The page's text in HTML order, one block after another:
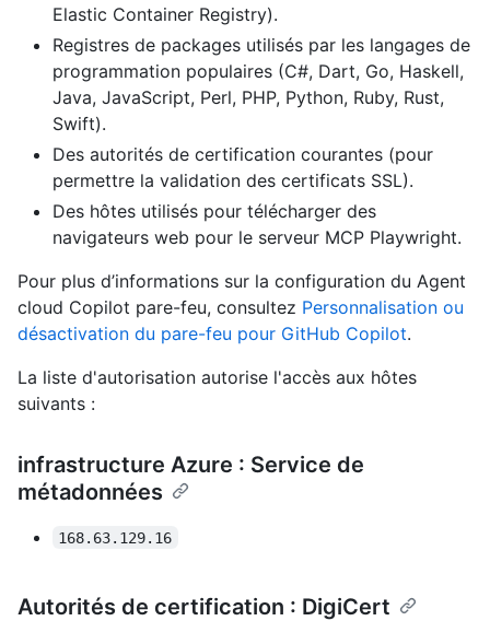
Elastic Container Registry).
Registres de packages utilisés par les langages de
programmation populaires (C#, Dart, Go, Haskell,
Java, JavaScript, Perl, PHP, Python, Ruby, Rust,
Swift).
Des autorités de certification courantes (pour
permettre la validation des certificats SSL).
Des hôtes utilisés pour télécharger des
navigateurs web pour le serveur MCP Playwright.
Pour plus d’informations sur la configuration du Agent
cloud Copilot pare-feu, consultez Personnalisation ou
désactivation du pare-feu pour GitHub Copilot.
La liste d'autorisation autorise l'accès aux hôtes
suivants :
infrastructure Azure : Service de
métadonnées
168.63.129.16
Autorités de certification : DigiCert